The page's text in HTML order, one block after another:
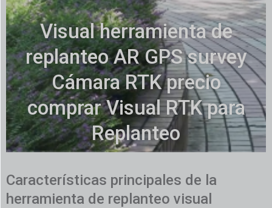
Visual herramienta de
replanteo AR GPS survey
Cámara RTK precio
comprar Visual RTK para
Replanteo
Características principales de la
herramienta de replanteo visual